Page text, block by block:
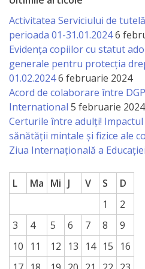
activitate
Transparență
Achiziții
publice
Invitații
de
participare
Planuri
de
achiziții
Activitatea Serviciului de
perioada 01-31.01.20246
Evidența copiilor cu statut
generale pentru protecția
01.02.20246 februarie 2024
Acord de colaborare între
International 5 februarie 2024
Certurile între adulți!
sănătății mintale și fizice ale
Ziua Internațională a Educației
L Ma Mi J V S
D
1
2
3
4 5 6 7 8
9
10
11 12 13 14 15
16